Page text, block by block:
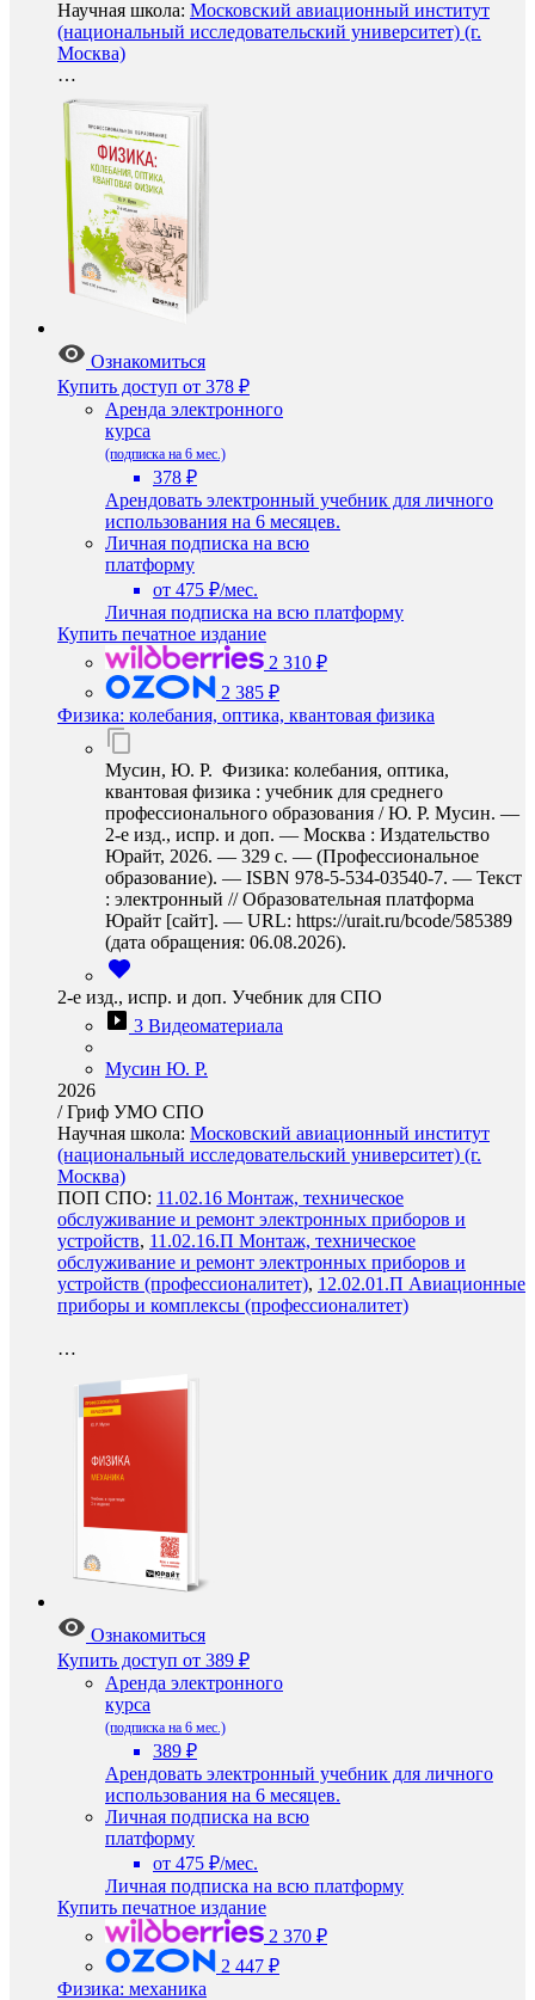
Научная школа: Московский авиационный институт
(национальный исследовательский университет) (г.
Москва)
…
Ознакомиться
Купить доступ от 378 ₽
Аренда электронного
курса
(подписка на 6 мес.)
378 ₽
Арендовать электронный учебник для личного
использования на 6 месяцев.
Личная подписка на всю
платформу
от 475 ₽/мес.
Личная подписка на всю платформу
Купить печатное издание
2 310 ₽
2 385 ₽
Физика: колебания, оптика, квантовая физика
Мусин, Ю. Р. Физика: колебания, оптика,
квантовая физика : учебник для среднего
профессионального образования / Ю. Р. Мусин. —
2-е изд., испр. и доп. — Москва : Издательство
Юрайт, 2026. — 329 с. — (Профессиональное
образование). — ISBN 978-5-534-03540-7. — Текст
: электронный // Образовательная платформа
Юрайт [сайт]. — URL: https://urait.ru/bcode/585389
(дата обращения: 06.08.2026).
2-е изд., испр. и доп. Учебник для СПО
3 Видеоматериала
Мусин Ю. Р.
2026
/Гриф УМО СПО
Научная школа: Московский авиационный институт
(национальный исследовательский университет) (г.
Москва)
ПОП СПО: 11.02.16 Монтаж, техническое
обслуживание и ремонт электронных приборов и
устройств, 11.02.16.П Монтаж, техническое
обслуживание и ремонт электронных приборов и
устройств (профессионалитет), 12.02.01.П Авиационные
приборы и комплексы (профессионалитет)
…
Ознакомиться
Купить доступ от 389 ₽
Аренда электронного
курса
(подписка на 6 мес.)
389 ₽
Арендовать электронный учебник для личного
использования на 6 месяцев.
Личная подписка на всю
платформу
от 475 ₽/мес.
Личная подписка на всю платформу
Купить печатное издание
2 370 ₽
2 447 ₽
Физика: механика